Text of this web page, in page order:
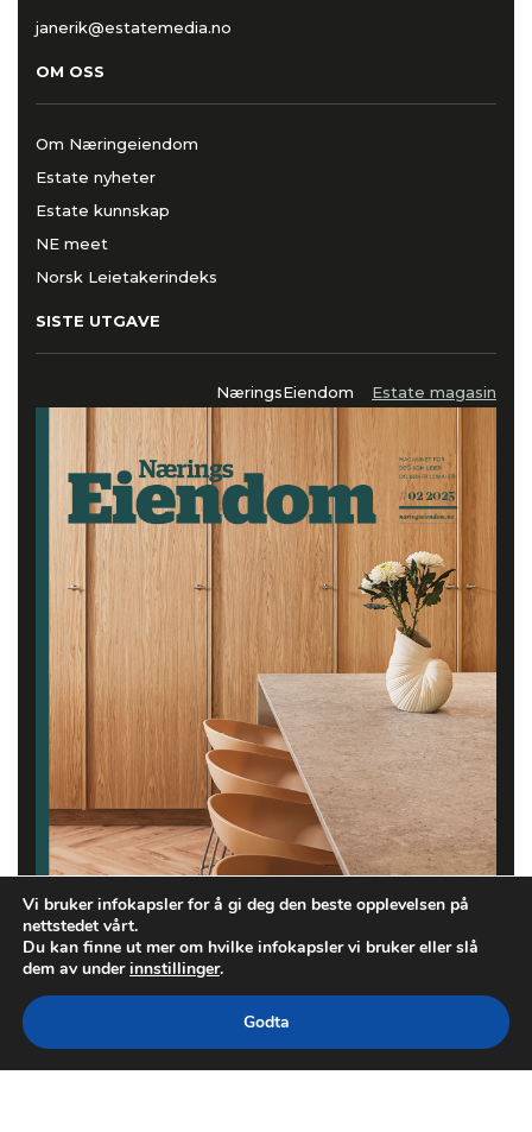
janerik@estatemedia.no
OM OSS
Om Næringeiendom
Estate nyheter
Estate kunnskap
NE meet
Norsk Leietakerindeks
SISTE UTGAVE
NæringsEiendom Estate magasin
Vi bruker infokapsler for å gi deg den beste opplevelsen på
nettstedet vårt.
Du kan finne ut mer om hvilke infokapsler vi bruker eller slå
dem av underinnstillinger.
Godta